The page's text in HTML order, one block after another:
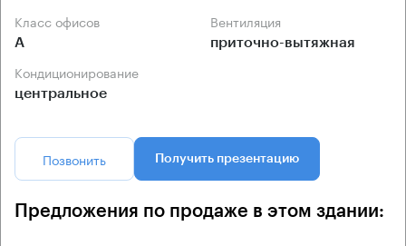
Класс офисов
А
Вентиляция
приточно-вытяжная
Кондиционирование
центральное
Позвонить Получить презентацию
Предложения по продаже в этом здании: